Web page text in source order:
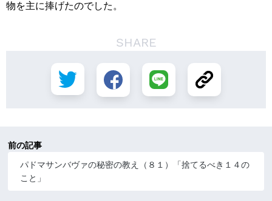
物を主に捧げたのでした。
SHARE
前の記事
パドマサンバヴァの秘密の教え（８１）「捨てるべき１４の
こと」